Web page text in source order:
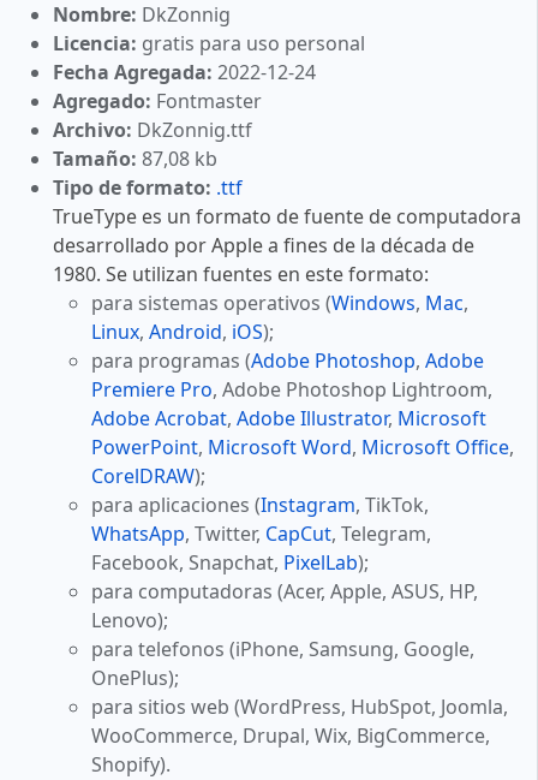
Nombre: DkZonnig
Licencia: gratis para uso personal
Fecha Agregada: 2022-12-24
Agregado: Fontmaster
Archivo: DkZonnig.ttf
Tamaño: 87,08 kb
Tipo de formato: .ttf
TrueType es un formato de fuente de computadora
desarrollado por Apple a fines de la década de
1980. Se utilizan fuentes en este formato:
para sistemas operativos (Windows, Mac,
Linux, Android, iOS);
para programas (Adobe Photoshop, Adobe
Premiere Pro, Adobe Photoshop Lightroom,
Adobe Acrobat, Adobe Illustrator, Microsoft
PowerPoint, Microsoft Word, Microsoft Office,
CorelDRAW);
para aplicaciones (Instagram, TikTok,
WhatsApp, Twitter, CapCut, Telegram,
Facebook, Snapchat, PixelLab);
para computadoras (Acer, Apple, ASUS, HP,
Lenovo);
para telefonos (iPhone, Samsung, Google,
OnePlus);
para sitios web (WordPress, HubSpot, Joomla,
WooCommerce, Drupal, Wix, BigCommerce,
Shopify).